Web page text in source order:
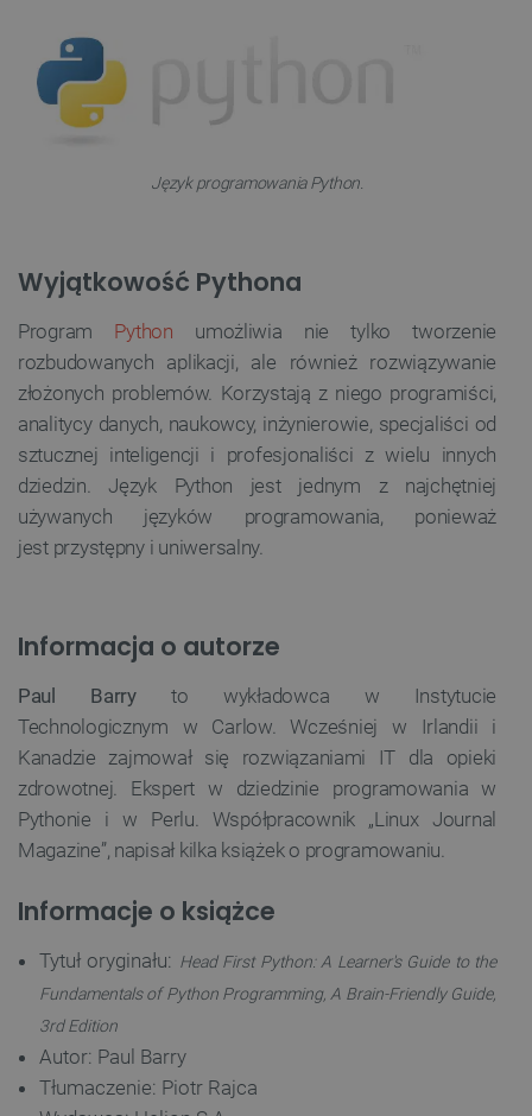
Język programowania Python.
Wyjątkowość Pythona
Program Python umożliwia nie tylko tworzenie
rozbudowanych aplikacji, ale również rozwiązywanie
złożonych problemów. Korzystają z niego programiści,
analitycy danych, naukowcy, inżynierowie, specjaliści od
sztucznej inteligencji i profesjonaliści z wielu innych
dziedzin. Język Python jest jednym z najchętniej
używanych języków programowania, ponieważ
jest przystępny i uniwersalny.
Informacja o autorze
Paul Barryto wykładowca w Instytucie
Technologicznym w Carlow. Wcześniej w Irlandii i
Kanadzie zajmował się rozwiązaniami IT dla opieki
zdrowotnej. Ekspert w dziedzinie programowania w
Pythonie i w Perlu. Współpracownik „Linux Journal
Magazine”, napisał kilka książek o programowaniu.
Informacje o książce
Tytuł oryginału: Head First Python: A Learner's Guide to the
Fundamentals of Python Programming, A Brain-Friendly Guide,
3rd Edition
Autor: Paul Barry
Tłumaczenie: Piotr Rajca